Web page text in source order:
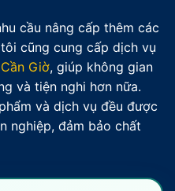
cầu nâng cấp thêm các
cũng cung cấp dịch vụ
Giờ, giúp không gian
và tiện nghi hơn nữa.
và dịch vụ đều được
nghiệp, đảm bảo chất